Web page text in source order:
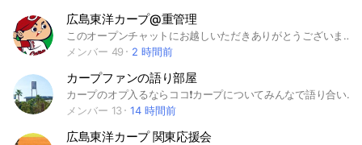
広島東洋カープ@重管理
このオープンチャットにお越しいただきありがとうございます。 某チャットが、無法地帯となり、私が今後管理させていただきます。 #広島東洋カープ #プロ野球 #セ・リーグ #マツダスタジアム #広島 #由字 #カープ女子 #大瀬良大地 #小園海斗 #野間峻祥 #秋山翔吾 #菊池涼介 #上本崇司 #堂林翔太 #床田寛樹 #アドゥワ誠 #坂倉将吾 #會澤翼 #九里亜蓮 #森翔平 #常廣羽也斗 #森下暢仁 #栗林良吏 #中崎翔太 #矢崎拓也 #田中広輔 #矢野雅哉 #松山竜平 #田村俊介 #
メンバー 49
2 時間前
カープファンの語り部屋
カープのオプ入るならココ❗️カープについてみんなで語り合いましょう！雑談やスタンプもOK！ #広島#カープ#広島カープ#野球#プロ野球#広島東洋カープ#NPB #菊池涼介#小園海斗#佐々木泰#鈴木誠也#雑談#ガチ勢#語り場
メンバー 13
14 時間前
広島東洋カープ 関東応援会